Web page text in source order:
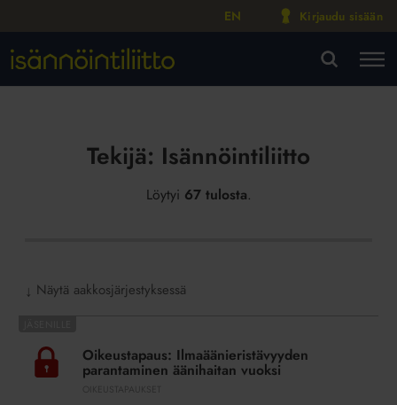
EN Kirjaudu sisään
Tekijä: Isännöintiliitto
Löytyi 67 tulosta.
↓ Näytä aakkosjärjestyksessä
Ilmaäänieristävyyden
parantaminenOikeustapaus: Ilmaäänieristävyyden
parantaminen äänihaitan vuoksi